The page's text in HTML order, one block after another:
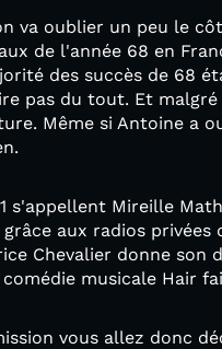
va oublier un peu le
de l'année 68 en
des succès de 68
pas du tout. Et
Même si Antoine a
s'appellent Mireille
grâce aux radios
Chevalier donne son
musicale Hair
vous allez donc